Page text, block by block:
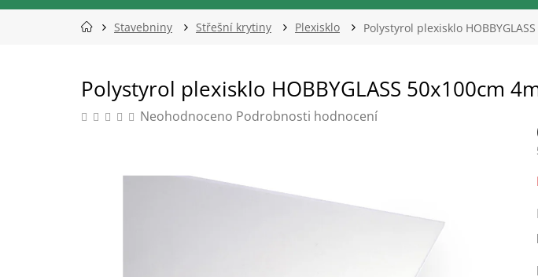
Stavebniny Střešní krytiny Plexisklo Polystyrol plexisklo
Polystyrol plexisklo HOBBYGLASS 50x100cm
Průměrné
hodnocení
hvězdiček.
Neohodnoceno Podrobnosti hodnocení